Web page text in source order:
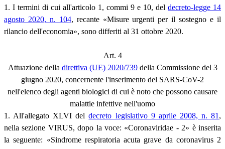
1. I termini di cui all'articolo 1, commi 9 e 10, del decreto-legge 14
agosto 2020, n. 104, recante «Misure urgenti per il sostegno e il
rilancio dell'economia», sono differiti al 31 ottobre 2020.
Art. 4
Attuazione della direttiva (UE) 2020/739della Commissione del 3
giugno 2020, concernente l'inserimento del SARS-CoV-2
nell'elenco degli agenti biologici di cui è noto che possono causare
malattie infettive nell'uomo
1. All'allegato XLVI deldecreto legislativo 9 aprile 2008, n. 81 ,
nella sezione VIRUS, dopo la voce: «Coronaviridae - 2» è inserita
la seguente: «Sindrome respiratoria acuta grave da coronavirus 2